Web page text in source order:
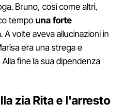
Bruno, così come altri,
tempouna forte
A volte aveva allucinazioni in
era una strega e
fine la sua dipendenza
zia Rita e l'arresto